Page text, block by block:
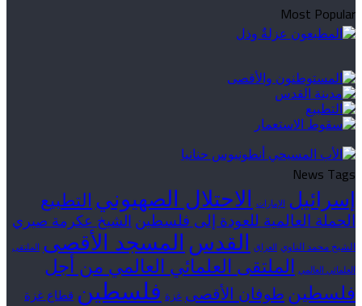
Most Popular
News Tags
إسرائيل الإمارات الاحتلال الصهيوني التطبيع
الحملة العالمية للعودة إلى فلسطين الشيخ عكرمة صبري
الشيخ محمد الناوي العراق القدس المسجد الأقصى الملتقى
العلمائي العالمي
الملتقى العلمائي العالمي من أجل
فلسطين طوفان الأقصى غزة فلسطين قطاع غزة